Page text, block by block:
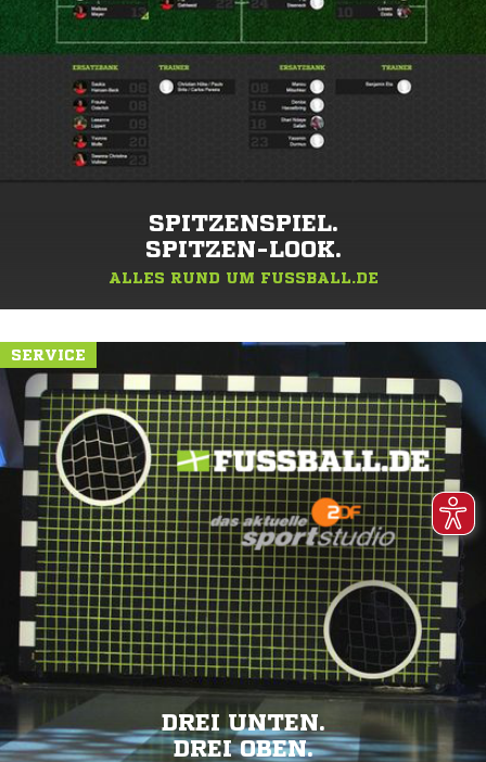
SPITZENSPIEL.
SPITZEN-LOOK.
ALLES RUND UM FUSSBALL.DE
SERVICE
DREI UNTEN.
DREI OBEN.